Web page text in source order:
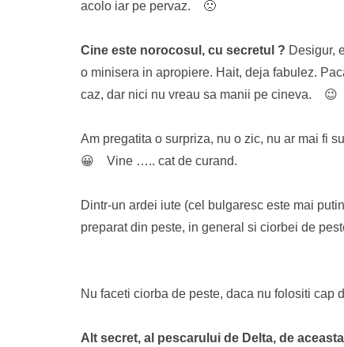
acolo iar pe pervaz. 🙁
Cine este norocosul, cu secretul ? Desigur,
o minisera in apropiere. Hait, deja fabulez.
caz, dar nici nu vreau sa manii pe cineva. 😉
Am pregatita o surpriza, nu o zic, nu ar mai fi
😀 Vine ….. cat de curand.
Dintr-un ardei iute (cel bulgaresc este mai
preparat din peste, in general si ciorbei de
Nu faceti ciorba de peste, daca nu folositi
Alt secret, al pescarului de Delta, de